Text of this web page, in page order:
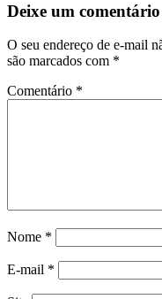
Deixe um comentário
O seu endereço de e-mail
são marcados com *
Comentário *
Nome *
E-mail *